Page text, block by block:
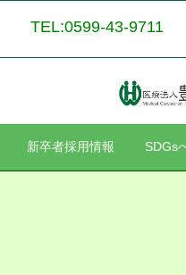
TEL:0599-43-9711
新卒者採用情報 SDGs